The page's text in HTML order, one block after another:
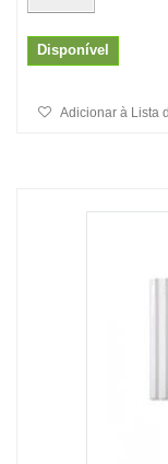
Disponível
Adicionar à Lista